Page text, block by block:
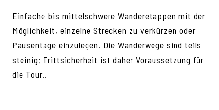
Einfache bis mittelschwere Wanderetappen mit der
Möglichkeit, einzelne Strecken zu verkürzen oder
Pausentage einzulegen. Die Wanderwege sind teils
steinig; Trittsicherheit ist daher Voraussetzung für
die Tour..